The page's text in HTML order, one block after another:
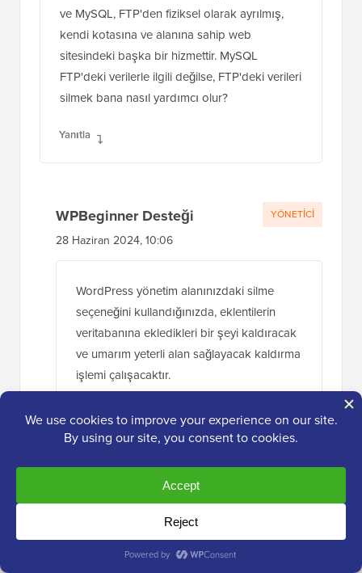
ve MySQL, FTP'den fiziksel olarak ayrılmış,
kendi kotasına ve alanına sahip web
sitesindeki başka bir hizmettir. MySQL
FTP'deki verilerle ilgili değilse, FTP'deki verileri
silmek bana nasıl yardımcı olur?
Yanıtla
WPBeginner Desteği
28 Haziran 2024, 10:06
WordPress yönetim alanınızdaki silme
seçeneğini kullandığınızda, eklentilerin
veritabanına ekledikleri bir şeyi kaldıracak
ve umarım yeterli alan sağlayacak kaldırma
işlemi çalışacaktır.
Yanıtla
YÖNETICI
10 Tem 2024, 03:34